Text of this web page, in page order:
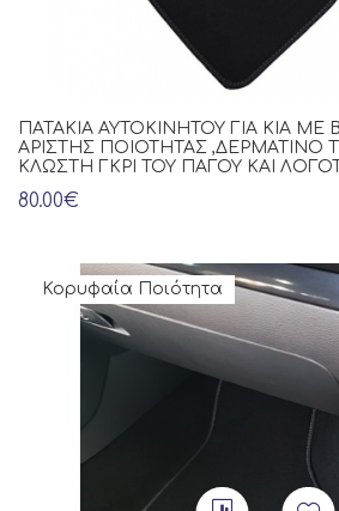
ΠΑΤΆΚΙΑ ΑΥΤΟΚΙΝΉΤΟΥ ΓΙΑ KIA
ΆΡΙΣΤΗΣ ΠΟΙΌΤΗΤΑΣ ,ΔΕΡΜΆΤΙΝΟ
ΚΛΩΣΤΉ ΓΚΡΙ ΤΟΥ ΠΆΓΟΥ ΚΑΙ
80.00€
Κορυφαία Ποιότητα